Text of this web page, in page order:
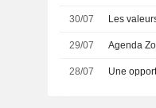
30/07 Les
29/07 Agenda
28/07 Une